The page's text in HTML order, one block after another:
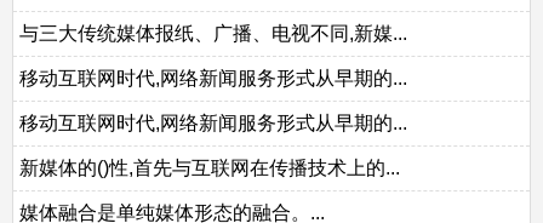
与三大传统媒体报纸、广播、电视不同,新媒...
移动互联网时代,网络新闻服务形式从早期的...
移动互联网时代,网络新闻服务形式从早期的...
新媒体的()性,首先与互联网在传播技术上的...
媒体融合是单纯媒体形态的融合。...